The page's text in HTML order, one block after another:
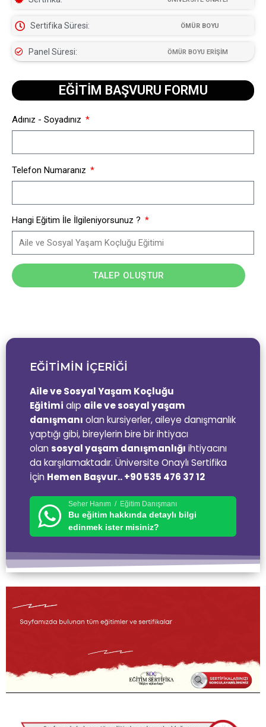
EĞİTİMİN İÇERİĞİ
Aile ve Sosyal Yaşam Koçluğu
Eğitimi alıp aile ve sosyal yaşam
danışmanı olan kursiyerler, aileye danışmanlık
yaptığı gibi, bireylerin bire bir ihtiyacı
olan sosyal yaşam danışmanlığı ihtiyacını
da karşılamaktadır. Üniversite Onaylı Sertifika
İçin Hemen Başvur.. +90 535 476 37 12
Seher Hanım / Eğitim Danışmanı
Bu eğitim hakkında detaylı bilgi
edinmek ister misiniz?
Sertifika Süresi: ÖMÜR BOYU
Panel Süresi: ÖMÜR BOYU ERİŞİM
EĞİTİM BAŞVURU FORMU​
Adınız - Soyadınız
Telefon Numaranız
Hangi Eğitim İle İlgileniyorsunuz ?
TALEP OLUŞTUR